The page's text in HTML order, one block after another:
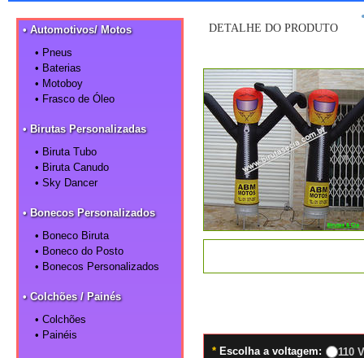
• Automotivos/ Motos
• Pneus
• Baterias
• Motoboy
• Frasco de Óleo
• Birutas Personalizadas
• Biruta Tubo
• Biruta Canudo
• Sky Dancer
• Bonecos Personalizados
• Boneco Biruta
• Boneco do Posto
• Bonecos Personalizados
• Colchões / Painés
• Colchões
• Painéis
DETALHE DO PRODUTO
* Escolha a voltagem: 110